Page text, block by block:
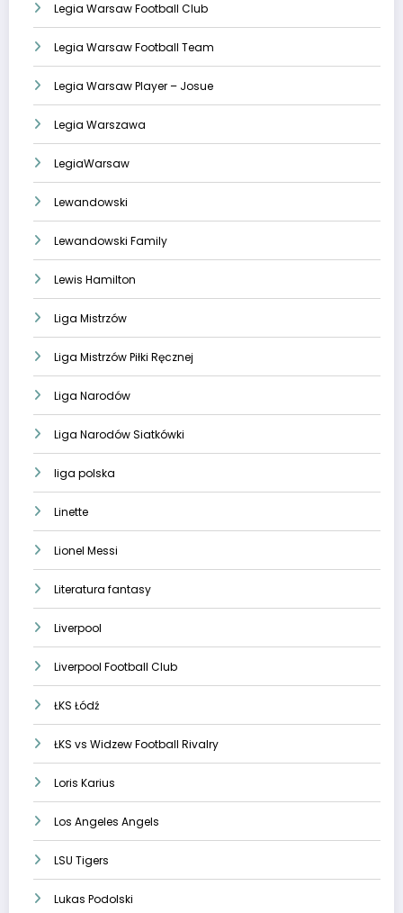
Legia Warsaw Football Club
Legia Warsaw Football Team
Legia Warsaw Player – Josue
Legia Warszawa
LegiaWarsaw
Lewandowski
Lewandowski Family
Lewis Hamilton
Liga Mistrzów
Liga Mistrzów Piłki Ręcznej
Liga Narodów
Liga Narodów Siatkówki
liga polska
Linette
Lionel Messi
Literatura fantasy
Liverpool
Liverpool Football Club
ŁKS Łódź
ŁKS vs Widzew Football Rivalry
Loris Karius
Los Angeles Angels
LSU Tigers
Lukas Podolski